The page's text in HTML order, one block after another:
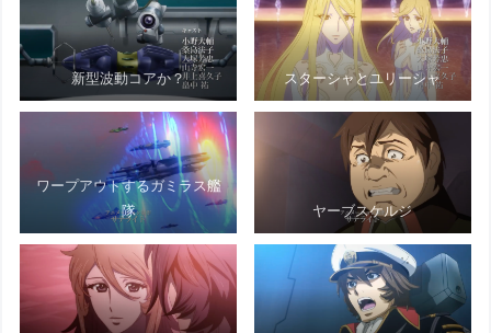
新型波動コアか？ スターシャとユリーシャ
ワープアウトするガミラス艦
隊
ヤーブスケルジ